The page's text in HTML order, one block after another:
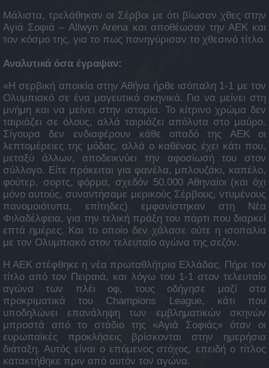
Μάλιστα, τρελάθηκαν οι Σέρβοι με ότι βίωσαν χθες στην
Αγιά Σοφιά – Allwyn Arena και αποθέωσαν την ΑΕΚ και
τον κόσμο της, για το πως πανηγύρισαν το χθεσινό τίτλο.
Αναλυτικά όσα έγραψαν:
«Η σερβική αποικία στην Αθήνα ήρθε ισόπαλη 1-1 με τον
Ολυμπιακό σε ένα μαγευτικό σκηνικό. Για να μείνει στη
μνήμη και να μείνει στην ιστορία. Το κίτρινο χρώμα δεν
ταιριάζει σε όλους, αλλά ταιριάζει απόλυτα στο μαύρο.
Σίγουρα δεν ενδιαφέρουν κάθε οπαδό της ΑΕΚ οι
λεπτομέρειες της μόδας, αλλά ο καθένας έχει κάτι που,
μεταξύ άλλων, αποδεικνύει την αφοσίωσή του στον
σύλλογο. Είτε πρόκειται για φανέλα, μπλουζάκι, καπέλο,
φούτερ, σορτς, φόρμα, σχεδόν 50.000 Αθηναίοι (και όχι
μόνο αυτούς, συναντήσαμε μερικούς Σέρβους, ντυμένους
πανομοιότυπα, επίτηδες) εμφανίστηκαν στη Νέα
Φιλαδέλφεια, για την τελική πράξη του πάρτι που διαρκεί
επτά ημέρες. Και το οποίο δεν χάλασε ούτε η ισοπαλία
με τον Ολυμπιακό στον τελευταίο αγώνα της σεζόν.
Η ΑΕΚ στέφθηκε η νέα πρωταθλήτρια Ελλάδας. Πήρε τον
τίτλο από τον Πειραιά, και λόγω του 1-1 στον τελευταίο
αγώνα των πλέι οφ, τους οδήγησε μαζί στα
προκριματικά του Champions League, κάτι που
υποδηλώνει επανάληψη των εμβληματικών σκηνών
μπροστά από το στάδιο της «Αγιά Σοφιάς» όταν οι
ευρωπαϊκές προκλήσεις βρίσκονται στην ημερήσια
διάταξη. Αυτός είναι ο επόμενος στόχος, επειδή ο τίτλος
κατακτήθηκε πριν από αυτόν τον αγώνα.